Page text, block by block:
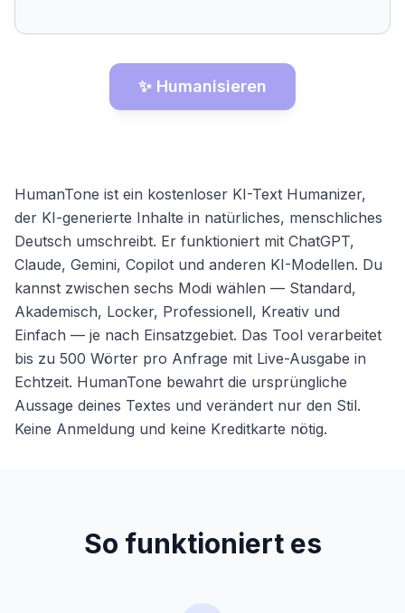
✨ Humanisieren
HumanTone ist ein kostenloser KI-Text Humanizer,
der KI-generierte Inhalte in natürliches, menschliches
Deutsch umschreibt. Er funktioniert mit ChatGPT,
Claude, Gemini, Copilot und anderen KI-Modellen. Du
kannst zwischen sechs Modi wählen — Standard,
Akademisch, Locker, Professionell, Kreativ und
Einfach — je nach Einsatzgebiet. Das Tool verarbeitet
bis zu 500 Wörter pro Anfrage mit Live-Ausgabe in
Echtzeit. HumanTone bewahrt die ursprüngliche
Aussage deines Textes und verändert nur den Stil.
Keine Anmeldung und keine Kreditkarte nötig.
So funktioniert es